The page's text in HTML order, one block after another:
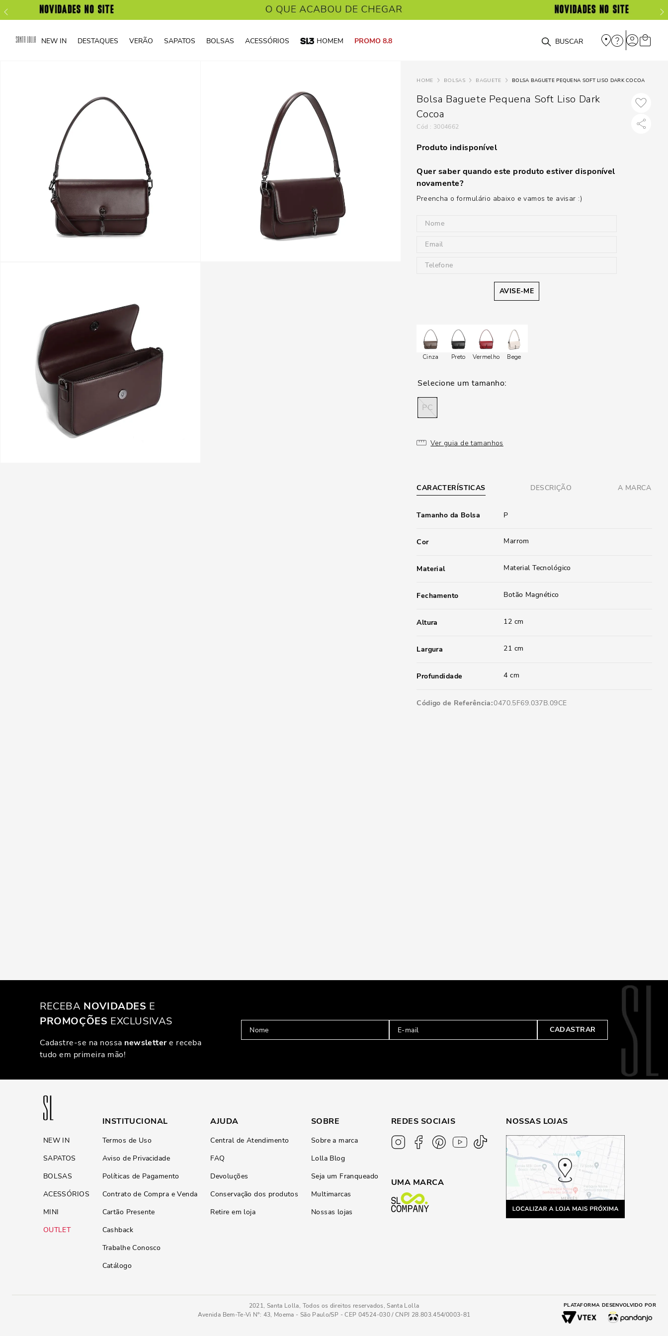
NEW IN DESTAQUES VERÃO SAPATOS BOLSAS ACESSÓRIOS HOMEM PROMO 8.8 O que você está procurando?
BOLSAS BAGUETE BOLSA BAGUETE PEQUENA SOFT LISO DARK COCOA
Bolsa Baguete Pequena Soft Liso Dark
Cocoa
: 3004662
Produto indisponível
Quer saber quando este produto estiver disponível
novamente?
Preencha o formulário abaixo e vamos te avisar :)
AVISE-ME
Cinza Preto Vermelho Bege
PC
Ver guia de tamanhos
CARACTERÍSTICAS DESCRIÇÃO A MARCA
Tamanho da Bolsa P
Cor Marrom
Material Material Tecnológico
Fechamento Botão Magnético
Altura 12 cm
Largura 21 cm
Profundidade 4 cm
Código de Referência 0470.5F69.037B.09CE
RECEBA NOVIDADES E
PROMOÇÕES EXCLUSIVAS
Cadastre-se na nossa newslettere receba
tudo em primeira mão!
CADASTRAR
NEW IN
SAPATOS
BOLSAS
ACESSÓRIOS
MINI
OUTLET
INSTITUCIONAL
Termos de Uso
Aviso de Privacidade
Políticas de Pagamento
Contrato de Compra e Venda
Cartão Presente
Cashback
Trabalhe Conosco
Catálogo
AJUDA
Central de Atendimento
FAQ
Devoluções
Conservação dos produtos
Retire em loja
SOBRE
Sobre a marca
Lolla Blog
Seja um Franqueado
Multimarcas
Nossas lojas
REDES SOCIAIS
UMA MARCA
NOSSAS LOJAS
2021, Santa Lolla, Todos os direitos reservados, Santa Lolla
Avenida Bem-Te-Vi N°: 43, Moema - São Paulo/SP - CEP 04524-030 / CNPJ 28.803.454/0003-81
PLATAFORMA DESENVOLVIDO POR